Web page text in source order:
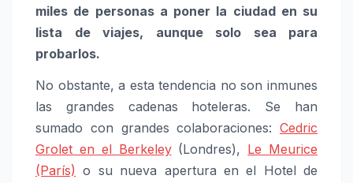
miles de personas a poner la ciudad en su
lista de viajes, aunque solo sea para
probarlos.
No obstante, a esta tendencia no son inmunes
las grandes cadenas hoteleras. Se han
sumado con grandes colaboraciones: Cedric
Grolet en el Berkeley(Londres), Le Meurice
(París) o su nueva apertura en el Hotel de